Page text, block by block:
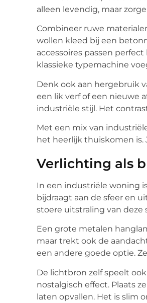
alleen levendig, maar
Combineer ruwe
wollen kleed bij een
accessoires passen
klassieke typemachine
Denk ook aan hergebruik
een lik verf of een nieuwe
industriële stijl. Het
Met een mix van
het heerlijk thuiskomen is.
Verlichting als
In een industriële woning
bijdraagt aan de sfeer en
stoere uitstraling van deze
Een grote metalen
maar trekt ook de
een andere goede optie.
De lichtbron zelf speelt
nostalgisch effect. Plaats
laten opvallen. Het is slim